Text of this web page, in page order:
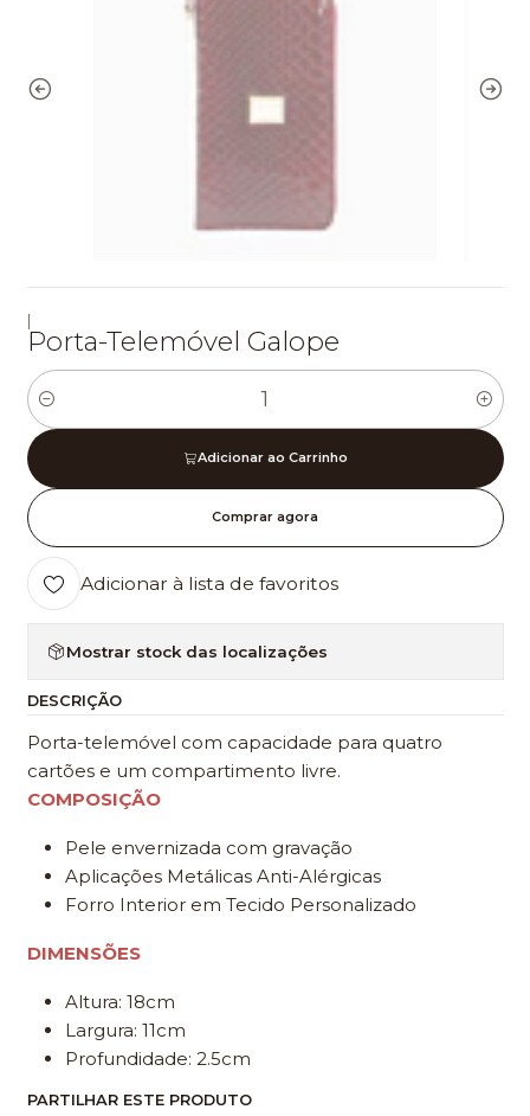
Porta-Telemóvel Galope
Quantidade
Adicionar ao Carrinho
Comprar agora
Adicionar à lista de favoritos
Mostrar stock das localizações
DESCRIÇÃO
Porta-telemóvel com capacidade para quatro
cartões e um compartimento livre.
COMPOSIÇÃO
Pele envernizada com gravação
Aplicações Metálicas Anti-Alérgicas
Forro Interior em Tecido Personalizado
DIMENSÕES
Altura: 18cm
Largura: 11cm
Profundidade: 2.5cm
PARTILHAR ESTE PRODUTO